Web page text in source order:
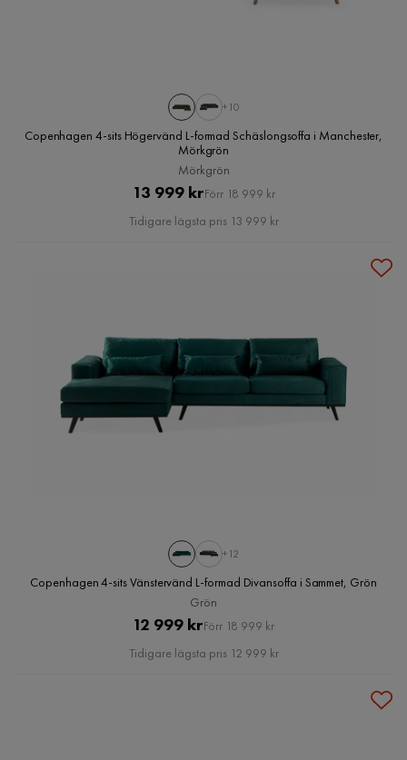
+10
Copenhagen 4-sits Högervänd L-formad Schäslongsoffa i Manchester,
Mörkgrön
Mörkgrön
Pris
13 999 krOriginal
Pris
Förr 18 999 kr
Tidigare lägsta pris 13 999 kr
+12
Copenhagen 4-sits Vänstervänd L-formad Divansoffa i Sammet, Grön
Grön
Pris
12 999 krOriginal
Pris
Förr 18 999 kr
Tidigare lägsta pris 12 999 kr